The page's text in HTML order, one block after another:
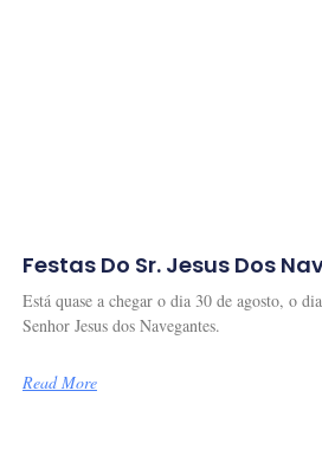
Festas Do Sr. Jesus Dos
Está quase a chegar o dia 30 de agosto, o
Senhor Jesus dos Navegantes.
Read More